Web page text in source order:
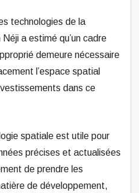
technologies de la
a estimé qu’un cadre
demeure nécessaire
l’espace spatial
dans ce
spatiale est utile pour
précises et actualisées
de prendre les
de développement,